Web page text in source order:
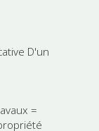
D'un
=